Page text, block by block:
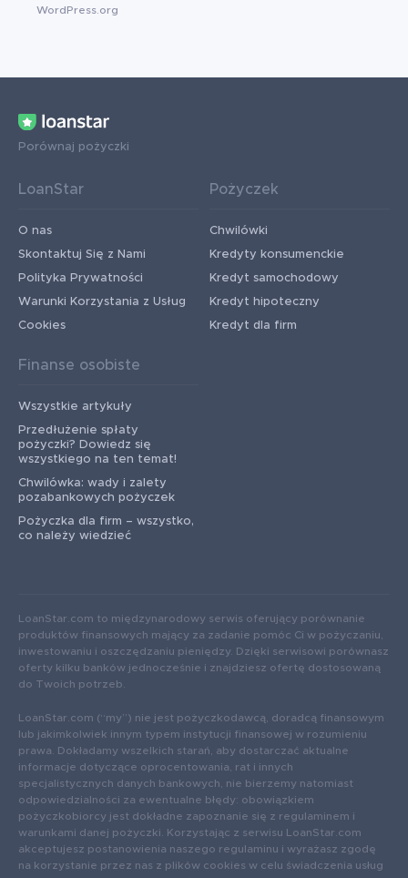
WordPress.org
Porównaj pożyczki
LoanStar
O nas
Skontaktuj Się z Nami
Polityka Prywatności
Warunki Korzystania z Usług
Cookies
Pożyczek
Chwilówki
Kredyty konsumenckie
Kredyt samochodowy
Kredyt hipoteczny
Kredyt dla firm
Finanse osobiste
Wszystkie artykuły
Przedłużenie spłaty
pożyczki? Dowiedz się
wszystkiego na ten temat!
Chwilówka: wady i zalety
pozabankowych pożyczek
Pożyczka dla firm – wszystko,
co należy wiedzieć
LoanStar.com to międzynarodowy serwis oferujący porównanie
produktów finansowych mający za zadanie pomóc Ci w pożyczaniu,
inwestowaniu i oszczędzaniu pieniędzy. Dzięki serwisowi porównasz
oferty kilku banków jednocześnie i znajdziesz ofertę dostosowaną
do Twoich potrzeb.
LoanStar.com (“my”) nie jest pożyczkodawcą, doradcą finansowym
lub jakimkolwiek innym typem instytucji finansowej w rozumieniu
prawa. Dokładamy wszelkich starań, aby dostarczać aktualne
informacje dotyczące oprocentowania, rat i innych
specjalistycznych danych bankowych, nie bierzemy natomiast
odpowiedzialności za ewentualne błędy: obowiązkiem
pożyczkobiorcy jest dokładne zapoznanie się z regulaminem i
warunkami danej pożyczki. Korzystając z serwisu LoanStar.com
akceptujesz postanowienia naszego regulaminu i wyrażasz zgodę
na korzystanie przez nas z plików cookies w celu świadczenia usług